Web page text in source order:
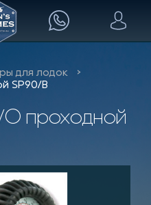
для лодок
SP90/B